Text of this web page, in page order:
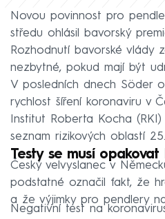
Novou povinnost pro
středu ohlásil bavorský
Rozhodnutí bavorské vlády
nezbytné, pokud mají být
V posledních dnech Söder
rychlost šíření koronaviru v
Institut Roberta Kocha
seznam rizikových oblastí
Testy se musí
Český velvyslanec v
podstatné označil fakt, že
a že výjimky pro pendlery
Negativní test na